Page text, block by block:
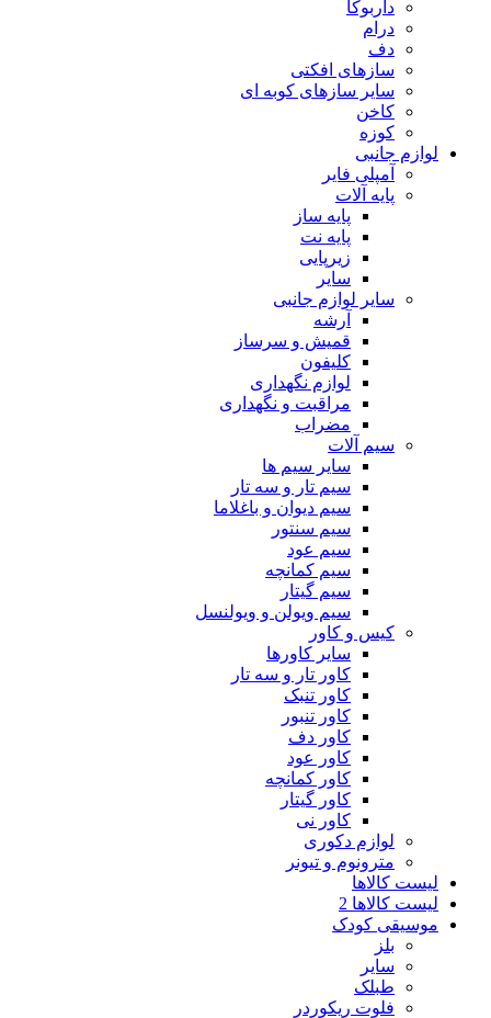
داربوکا
درام
دف
سازهای افکتی
سایر سازهای کوبه ای
کاخن
کوزه
لوازم جانبی
آمپلی فایر
پایه آلات
پایه ساز
پایه نت
زیرپایی
سایر
سایر لوازم جانبی
آرشه
قمیش و سرساز
کلیفون
لوازم نگهداری
مراقبت و نگهداری
مضراب
سیم آلات
سایر سیم ها
سیم تار و سه تار
سیم دیوان و باغلاما
سیم سنتور
سیم عود
سیم کمانچه
سیم گیتار
سیم ویولن و ویولنسل
کیس و کاور
سایر کاورها
کاور تار و سه تار
کاور تنبک
کاور تنبور
کاور دف
کاور عود
کاور کمانچه
کاور گیتار
کاور نی
لوازم دکوری
مترونوم و تیونر
لیست کالاها
لیست کالاها 2
موسیقی کودک
بلز
سایر
طبلک
فلوت ریکوردر